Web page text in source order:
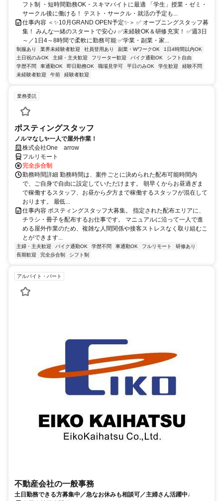
フト制 ・短時間勤務OK・スキマバイトに最適 「学生」授業・ゼミ・
サークル後に働ける！ テスト・サークル・就活の予定も...
仕事内容 ＜✨10月GRAND OPEN予定✨＞ ✅ オープニングスタッフ募
集！ みんな一緒のスタートで安心♪ ✅未経験OK＆研修充実！ ✅週3日
～／1日4～8時間で柔軟に勤務可能 ✅学業・副業・家...
制服あり 業界未経験者歓迎 社員登用あり 副業・WワークOK
1日4時間以内OK
土日祝のみOK
主婦・主夫歓迎 フリーター歓迎 バイク通勤OK
シフト自由
学歴不問
車通勤OK 即日勤務OK 職場見学可 平日のみOK 学生歓迎
経験不問
未経験者歓迎
午前 経験者歓迎
業務委託
ポスティングスタッフ
ノルマなし✨一人で屋外作業！
株式会社One arrow
フルリモート
完全歩合制
勤務時間詳細 勤務時間は、案件ごとに決められた配布可能時間内
で、ご自身で自由に設定していただけます。 朝早くからお昼過ぎま
で稼働するスタッフ、お昼から夕方まで稼働するスタッフが混在して
おります。 最低...
仕事内容 ポスティングスタッフ大募集。 指定された配布エリアに、
チラシ・冊子を配布するお仕事です。 マニュアルに沿って一人で進
める屋外作業のため、複雑な人間関係や接客ストレスなく取り組むこ
とができます...
主婦・主夫歓迎 バイク通勤OK 学歴不問 車通勤OK フルリモート
研修あり
長期歓迎
完全歩合制 シフト制
アルバイト・パート
不動産会社の一般事務
土日勤務できる方募集中／急なお休みも相談可／主婦さん活躍中♩